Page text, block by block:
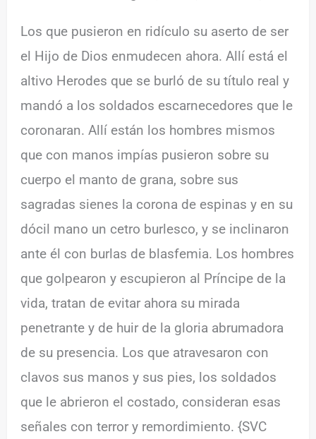
Los que pusieron en ridículo su aserto de ser
el Hijo de Dios enmudecen ahora. Allí está el
altivo Herodes que se burló de su título real y
mandó a los soldados escarnecedores que le
coronaran. Allí están los hombres mismos
que con manos impías pusieron sobre su
cuerpo el manto de grana, sobre sus
sagradas sienes la corona de espinas y en su
dócil mano un cetro burlesco, y se inclinaron
ante él con burlas de blasfemia. Los hombres
que golpearon y escupieron al Príncipe de la
vida, tratan de evitar ahora su mirada
penetrante y de huir de la gloria abrumadora
de su presencia. Los que atravesaron con
clavos sus manos y sus pies, los soldados
que le abrieron el costado, consideran esas
señales con terror y remordimiento. {SVC